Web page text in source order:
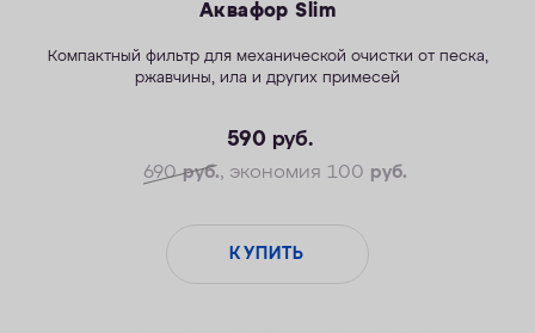
Аквафор Slim
Компактный фильтр для механической очистки от песка,
ржавчины, ила и других примесей
590 руб.
690руб., экономия 100 руб.
КУПИТЬ